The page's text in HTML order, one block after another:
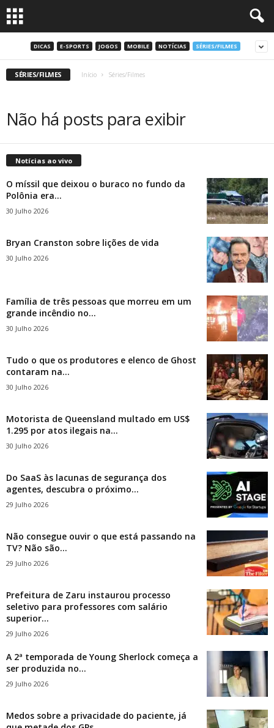
DICAS E-SPORTS JOGOS MOBILE NOTÍCIAS SÉRIES/FILMES
SÉRIES/FILMES Início Séries/Filmes
Não há posts para exibir
Notícias ao vivo
O míssil que deixou o buraco no fundo da
Polônia era...
30 Julho 2026
Bryan Cranston sobre lições de vida
30 Julho 2026
Família de três pessoas que morreu em um
grande incêndio no...
30 Julho 2026
Tudo o que os produtores e elenco de Ghost
contaram na...
30 Julho 2026
Motorista de Queensland multado em US$
1.295 por atos ilegais na...
30 Julho 2026
Do SaaS às lacunas de segurança dos
agentes, descubra o próximo...
29 Julho 2026
Não consegue ouvir o que está passando na
TV? Não são...
29 Julho 2026
Prefeitura de Zaru instaurou processo
seletivo para professores com salário
superior...
29 Julho 2026
A 2ª temporada de Young Sherlock começa a
ser produzida no...
29 Julho 2026
Medos sobre a privacidade do paciente, já